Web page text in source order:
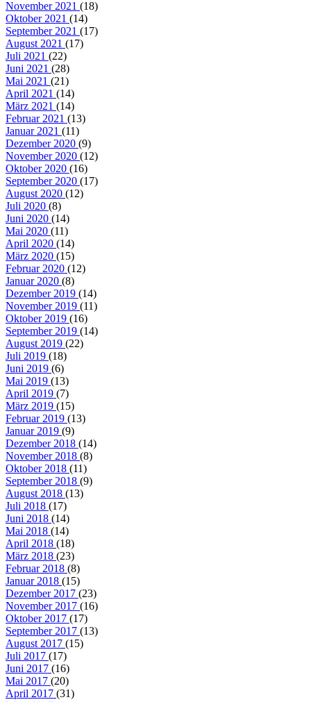
November 2021 (18)
Oktober 2021 (14)
September 2021 (17)
August 2021 (17)
Juli 2021 (22)
Juni 2021 (28)
Mai 2021 (21)
April 2021 (14)
März 2021 (14)
Februar 2021 (13)
Januar 2021 (11)
Dezember 2020 (9)
November 2020 (12)
Oktober 2020 (16)
September 2020 (17)
August 2020 (12)
Juli 2020 (8)
Juni 2020 (14)
Mai 2020 (11)
April 2020 (14)
März 2020 (15)
Februar 2020 (12)
Januar 2020 (8)
Dezember 2019 (14)
November 2019 (11)
Oktober 2019 (16)
September 2019 (14)
August 2019 (22)
Juli 2019 (18)
Juni 2019 (6)
Mai 2019 (13)
April 2019 (7)
März 2019 (15)
Februar 2019 (13)
Januar 2019 (9)
Dezember 2018 (14)
November 2018 (8)
Oktober 2018 (11)
September 2018 (9)
August 2018 (13)
Juli 2018 (17)
Juni 2018 (14)
Mai 2018 (14)
April 2018 (18)
März 2018 (23)
Februar 2018 (8)
Januar 2018 (15)
Dezember 2017 (23)
November 2017 (16)
Oktober 2017 (17)
September 2017 (13)
August 2017 (15)
Juli 2017 (17)
Juni 2017 (16)
Mai 2017 (20)
April 2017 (31)